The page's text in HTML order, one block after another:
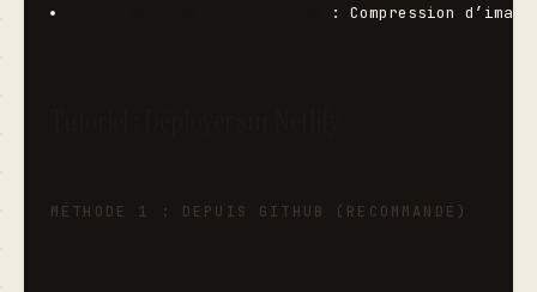
: Compression
MÉTHODE 1 : DEPUIS GITHUB (RECOMMANDÉ)